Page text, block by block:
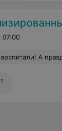
для детей с
07:00
А
1